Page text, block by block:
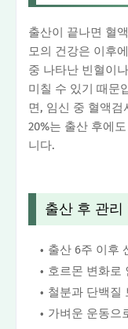
출산이 끝나면 혈
모의 건강은 이후
중 나타난 빈혈이
미칠 수 있기 때문
면, 임신 중 혈액
20%는 출산 후에
니다.
출산 후 관리
출산 6주 이후
호르몬 변화로
철분과 단백질
가벼운 운동으